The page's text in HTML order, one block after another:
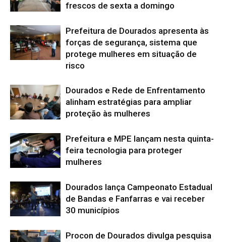
frescos de sexta a domingo
Prefeitura de Dourados apresenta às
forças de segurança, sistema que
protege mulheres em situação de
risco
Dourados e Rede de Enfrentamento
alinham estratégias para ampliar
proteção às mulheres
Prefeitura e MPE lançam nesta quinta-
feira tecnologia para proteger
mulheres
Dourados lança Campeonato Estadual
de Bandas e Fanfarras e vai receber
30 municípios
Procon de Dourados divulga pesquisa